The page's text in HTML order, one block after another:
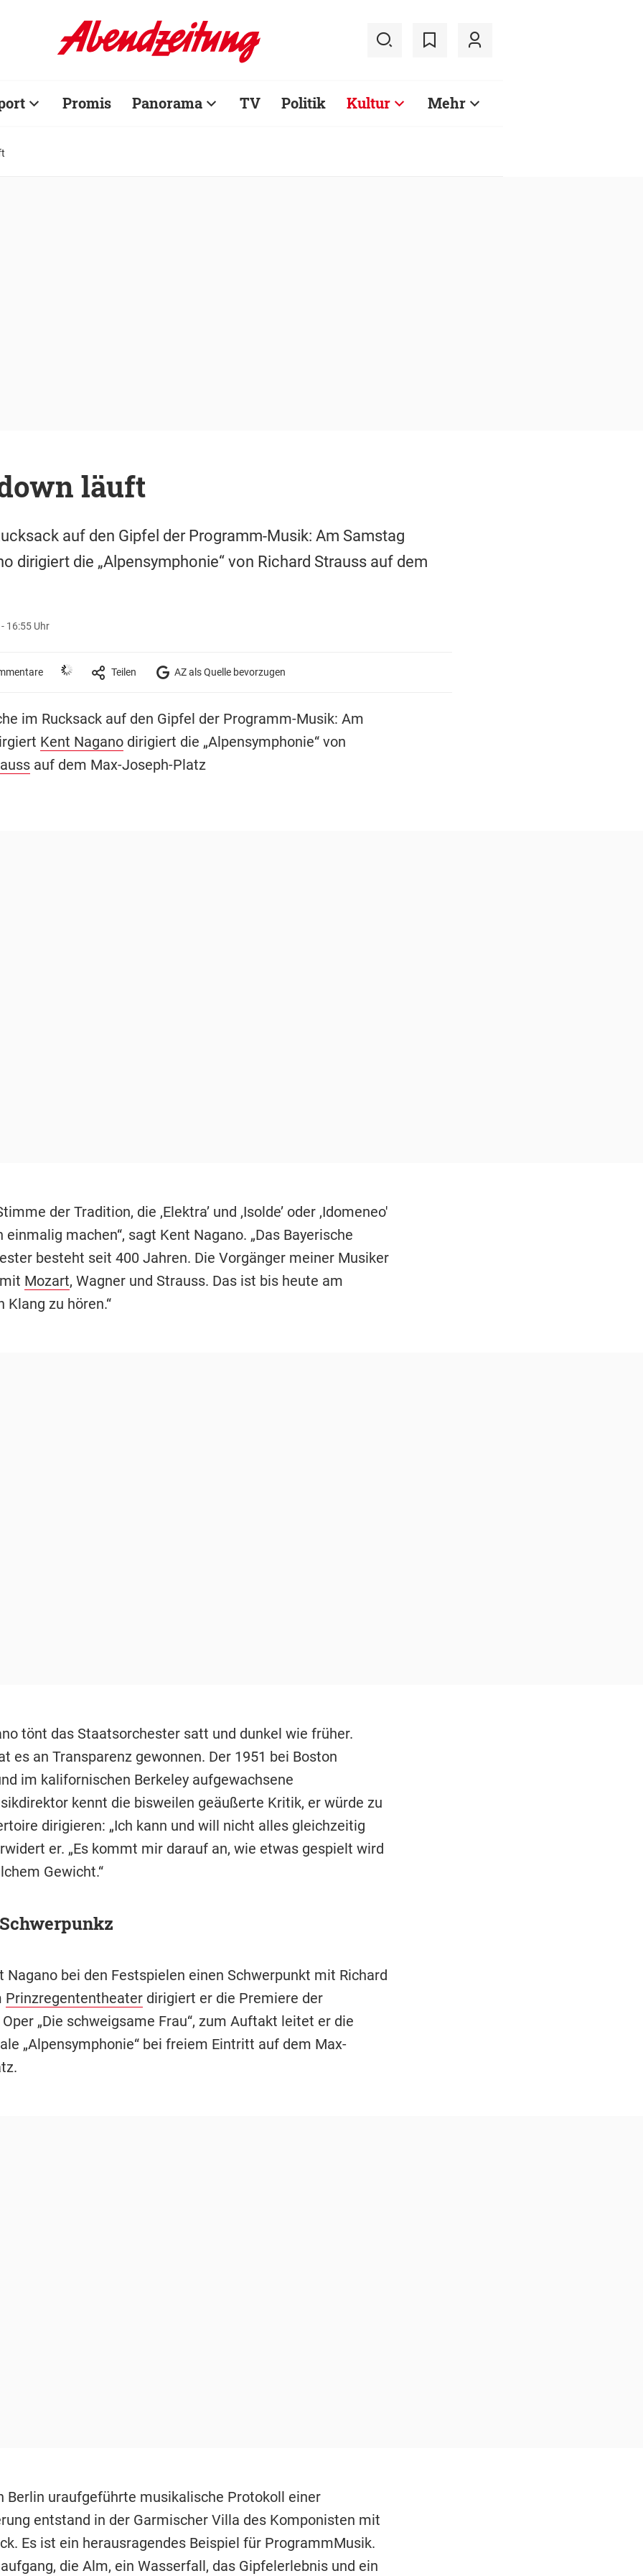
Promis Panorama TV Politik Kultur Mehr
läuft
auf den Gipfel der Programm-Musik: Am Samstag
dirigiert die „Alpensymphonie“ von Richard Strauss auf dem
16:55 Uhr
Teilen AZ als Quelle bevorzugen
im Rucksack auf den Gipfel der Programm-Musik: Am
Kent Naganodirigiert die „Alpensymphonie“ von
auf dem Max-Joseph-Platz
der Tradition, die ,Elektra’ und ,Isolde’ oder ,Idomeneo'
einmalig machen“, sagt Kent Nagano. „Das Bayerische
besteht seit 400 Jahren. Die Vorgänger meiner Musiker
Mozart, Wagner und Strauss. Das ist bis heute am
Klang zu hören.“
tönt das Staatsorchester satt und dunkel wie früher.
es an Transparenz gewonnen. Der 1951 bei Boston
im kalifornischen Berkeley aufgewachsene
kennt die bisweilen geäußerte Kritik, er würde zu
dirigieren: „Ich kann und will nicht alles gleichzeitig
er. „Es kommt mir darauf an, wie etwas gespielt wird
Gewicht.“
Nagano bei den Festspielen einen Schwerpunkt mit Richard
Prinzregententheaterdirigiert er die Premiere der
„Die schweigsame Frau“, zum Auftakt leitet er die
„Alpensymphonie“ bei freiem Eintritt auf dem Max-
Berlin uraufgeführte musikalische Protokoll einer
entstand in der Garmischer Villa des Komponisten mit
Es ist ein herausragendes Beispiel für ProgrammMusik.
die Alm, ein Wasserfall, das Gipfelerlebnis und ein